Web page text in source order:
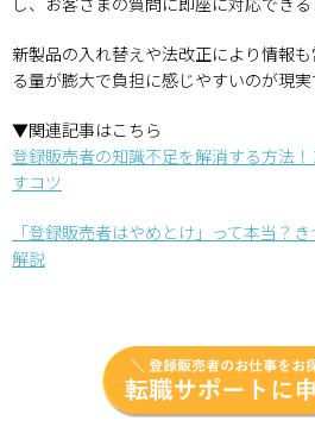
新製品の入れ替えや法改正により情報
る量が膨大で負担に感じやすいのが現実
▼関連記事はこちら
登録販売者の知識不足を解消する方法
すコツ
「登録販売者はやめとけ」って本当？
解説